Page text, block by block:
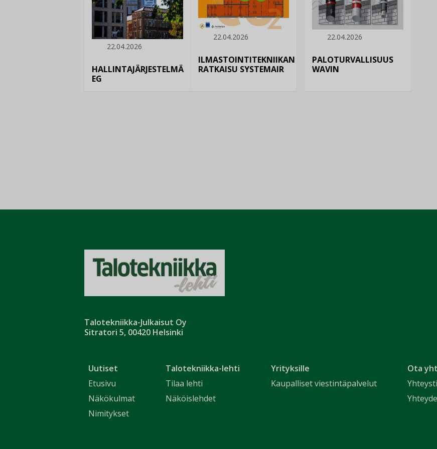
22.04.2026
HALLINTAJÄRJESTELMÄ
EG
22.04.2026
ILMASTOINTITEKNIIKAN
RATKAISU SYSTEMAIR
22.04.2026
PALOTURVALLISUUS
WAVIN
Talotekniikka-Julkaisut Oy
Sitratori 5, 00420 Helsinki
Uutiset
Etusivu
Näkökulmat
Nimitykset
Talotekniikka-lehti
Tilaa lehti
Näköislehdet
Yrityksille
Kaupalliset viestintäpalvelut
Ota